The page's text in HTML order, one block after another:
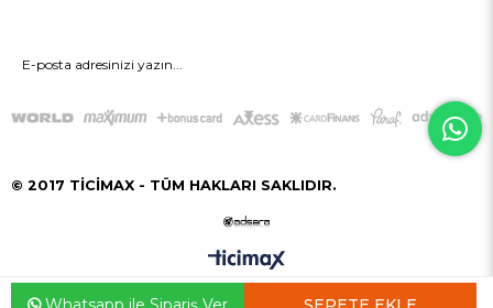
GÖNDER
© 2017 TİCİMAX - TÜM HAKLARI SAKLIDIR.